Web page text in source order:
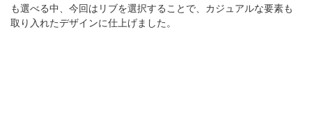
も選べる中、今回はリブを選択することで、カジュアルな要素も
取り入れたデザインに仕上げました。